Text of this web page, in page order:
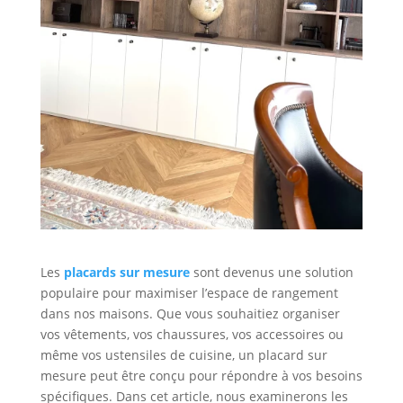
Les placards sur mesuresont devenus une solution
populaire pour maximiser l’espace de rangement
dans nos maisons. Que vous souhaitiez organiser
vos vêtements, vos chaussures, vos accessoires ou
même vos ustensiles de cuisine, un placard sur
mesure peut être conçu pour répondre à vos besoins
spécifiques. Dans cet article, nous examinerons les